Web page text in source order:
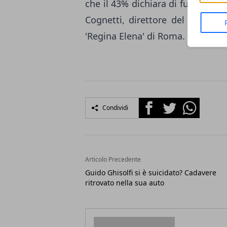
che il 43% dichiara di fumare in
Cognetti, direttore del
'Regina Elena' di Roma.
Condividi FacebookTwitterWhatsapp
Articolo Precedente
Guido Ghisolfi si è suicidato? Cadavere
ritrovato nella sua auto